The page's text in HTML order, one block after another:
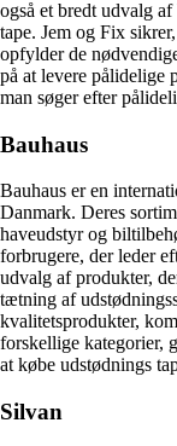
også et bredt udvalg
tape. Jem og Fix
opfylder de
på at levere pålidelige
man søger efter
Bauhaus
Bauhaus er en
Danmark. Deres
haveudstyr og
forbrugere, der leder
udvalg af produkter,
tætning af
kvalitetsprodukter,
forskellige kategorier,
at købe udstødnings
Silvan